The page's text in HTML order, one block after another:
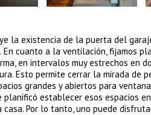
la existencia de la puerta del
cuanto a la ventilación, fijamos
en intervalos muy estrechos en
Esto permite cerrar la mirada de
grandes y abiertos para
establecer esos espacios
Por lo tanto, uno puede